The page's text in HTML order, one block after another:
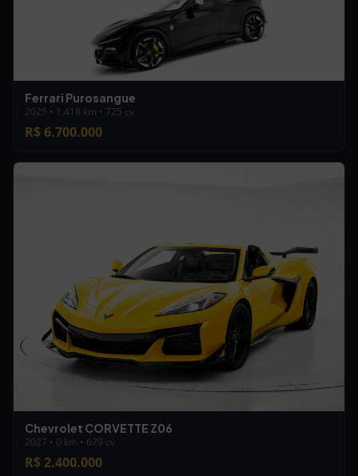
Ferrari Purosangue
2025 • 1.418 km • 725 cv
R$ 6.700.000
Chevrolet CORVETTE Z06
2027 • 0 km • 679 cv
R$ 2.400.000